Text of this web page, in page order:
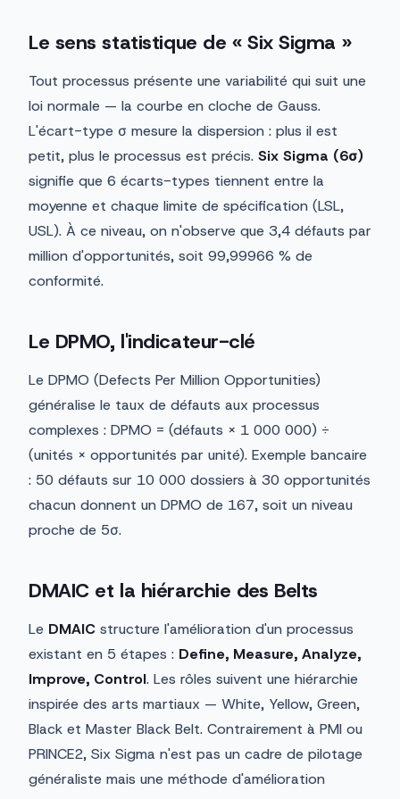
Le sens statistique de « Six Sigma »
Tout processus présente une variabilité qui suit une
loi normale — la courbe en cloche de Gauss.
L'écart-type σ mesure la dispersion : plus il est
petit, plus le processus est précis. Six Sigma (6σ)
signifie que 6 écarts-types tiennent entre la
moyenne et chaque limite de spécification (LSL,
USL). À ce niveau, on n'observe que 3,4 défauts par
million d'opportunités, soit 99,99966 % de
conformité.
Le DPMO, l'indicateur-clé
Le DPMO (Defects Per Million Opportunities)
généralise le taux de défauts aux processus
complexes : DPMO = (défauts × 1 000 000) ÷
(unités × opportunités par unité). Exemple bancaire
: 50 défauts sur 10 000 dossiers à 30 opportunités
chacun donnent un DPMO de 167, soit un niveau
proche de 5σ.
DMAIC et la hiérarchie des Belts
Le DMAIC structure l'amélioration d'un processus
existant en 5 étapes : Define, Measure, Analyze,
Improve, Control. Les rôles suivent une hiérarchie
inspirée des arts martiaux — White, Yellow, Green,
Black et Master Black Belt. Contrairement à PMI ou
PRINCE2, Six Sigma n'est pas un cadre de pilotage
généraliste mais une méthode d'amélioration